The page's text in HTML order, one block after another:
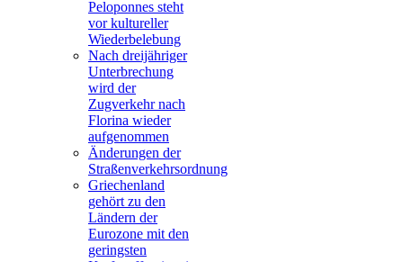
Peloponnes steht
vor kultureller
Wiederbelebung
Nach dreijähriger
Unterbrechung
wird der
Zugverkehr nach
Florina wieder
aufgenommen
Änderungen der
Straßenverkehrsordnung
Griechenland
gehört zu den
Ländern der
Eurozone mit den
geringsten